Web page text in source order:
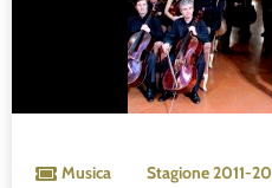
Musica Stagione2011-